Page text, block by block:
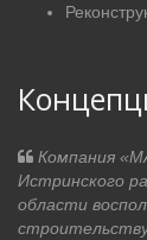
Компания
Истринского
области